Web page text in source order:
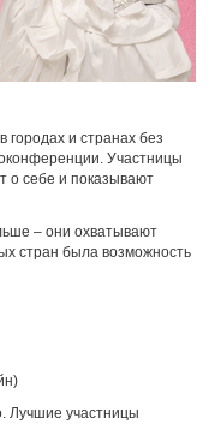
городах и странах без
Участницы
о себе и показывают
– они охватывают
стран была возможность
Лучшие участницы